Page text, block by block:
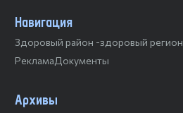
Навигация
Здоровый район -здоровый регион
РекламаДокументы
Архивы